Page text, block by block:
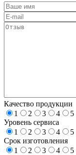
Качество продукции
1
2 3 4
5
Уровень сервиса
1
2 3 4
5
Срок изготовления
1
2 3 4
5